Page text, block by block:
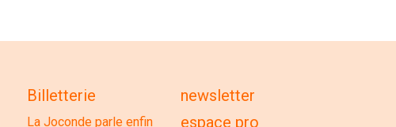
Billetterie
La Joconde parle enfin
newsletter
espace pro